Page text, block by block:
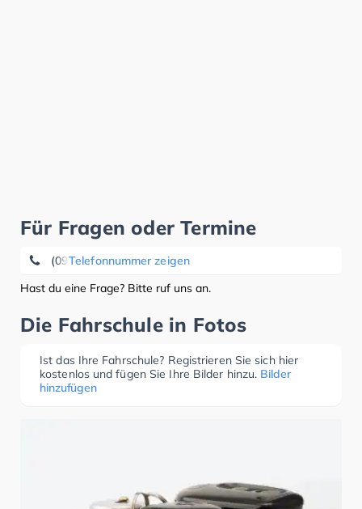
Für Fragen oder Termine
Telefonnummer zeigen
(09573) 34 03 33
Hast du eine Frage? Bitte ruf uns an.
Die Fahrschule in Fotos
Ist das Ihre Fahrschule? Registrieren Sie sich hier
kostenlos und fügen Sie Ihre Bilder hinzu. Bilder
hinzufügen